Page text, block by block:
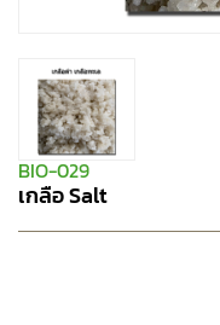
BIO-029
เกลือ Salt